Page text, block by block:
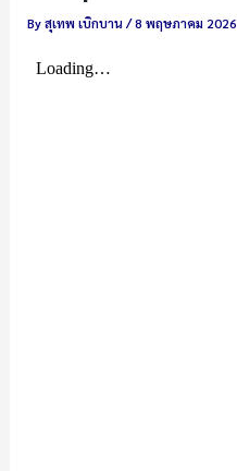
Byสุเทพ เบิกบาน/8 พฤษภาคม 2026